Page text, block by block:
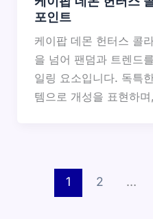
포인트
케이팝 데몬 헌터스 콜
을 넘어 팬덤과 트렌드
일링 요소입니다. 독특
템으로 개성을 표현하며,
1 2 …